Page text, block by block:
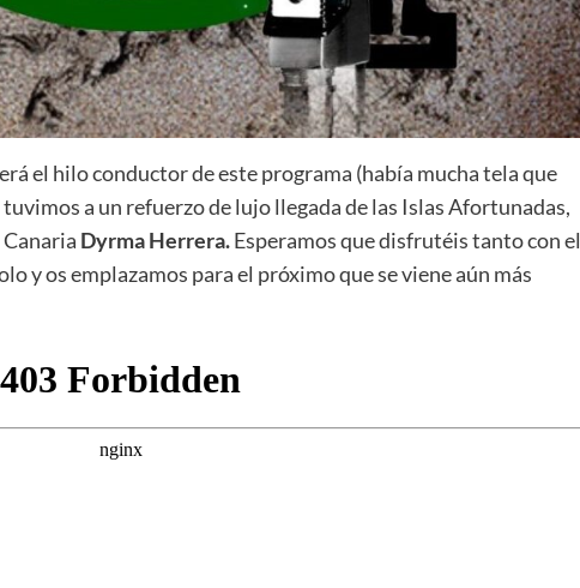
el hilo conductor de este programa (había mucha tela que
a un refuerzo de lujo llegada de las Islas Afortunadas,
Dyrma Herrera.Esperamos que disfrutéis tanto con el
y os emplazamos para el próximo que se viene aún más